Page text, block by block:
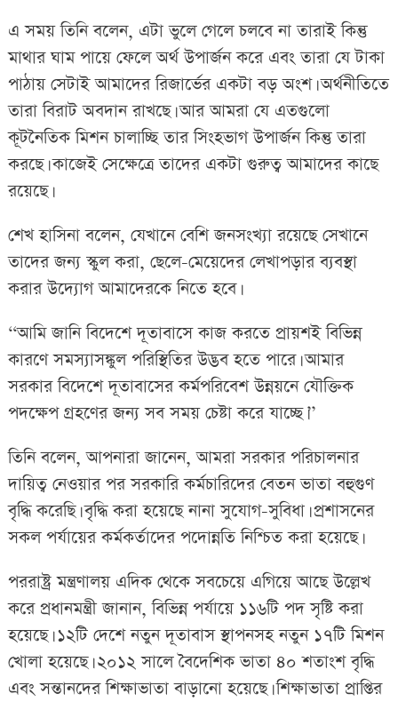
এ সময় তিনি বলেন, এটা ভুলে গেলে চলবে না তারাই কিন্তু
মাথার ঘাম পায়ে ফেলে অর্থ উপার্জন করে এবং তারা যে টাকা
পাঠায় সেটাই আমাদের রিজার্ভের একটা বড় অংশ। অর্থনীতিতে
তারা বিরাট অবদান রাখছে। আর আমরা যে এতগুলো
কূটনৈতিক মিশন চালাচ্ছি তার সিংহভাগ উপার্জন কিন্তু তারা
করছে। কাজেই সেক্ষেত্রে তাদের একটা গুরুত্ব আমাদের কাছে
রয়েছে।
শেখ হাসিনা বলেন, যেখানে বেশি জনসংখ্যা রয়েছে সেখানে
তাদের জন্য স্কুল করা, ছেলে-মেয়েদের লেখাপড়ার ব্যবস্থা
করার উদ্যোগ আমাদেরকে নিতে হবে।
‘‘আমি জানি বিদেশে দূতাবাসে কাজ করতে প্রায়শই বিভিন্ন
কারণে সমস্যাসঙ্কুল পরিস্থিতির উদ্ভব হতে পারে। আমার
সরকার বিদেশে দূতাবাসের কর্মপরিবেশ উন্নয়নে যৌক্তিক
পদক্ষেপ গ্রহণের জন্য সব সময় চেষ্টা করে যাচ্ছে।’’
তিনি বলেন, আপনারা জানেন, আমরা সরকার পরিচালনার
দায়িত্ব নেওয়ার পর সরকারি কর্মচারিদের বেতন ভাতা বহুগুণ
বৃদ্ধি করেছি। বৃদ্ধি করা হয়েছে নানা সুযোগ-সুবিধা। প্রশাসনের
সকল পর্যায়ের কর্মকর্তাদের পদোন্নতি নিশ্চিত করা হয়েছে।
পররাষ্ট্র মন্ত্রণালয় এদিক থেকে সবচেয়ে এগিয়ে আছে উল্লেখ
করে প্রধানমন্ত্রী জানান, বিভিন্ন পর্যায়ে ১১৬টি পদ সৃষ্টি করা
হয়েছে। ১২টি দেশে নতুন দূতাবাস স্থাপনসহ নতুন ১৭টি মিশন
খোলা হয়েছে। ২০১২ সালে বৈদেশিক ভাতা ৪০ শতাংশ বৃদ্ধি
এবং সন্তানদের শিক্ষাভাতা বাড়ানো হয়েছে। শিক্ষাভাতা প্রাপ্তির